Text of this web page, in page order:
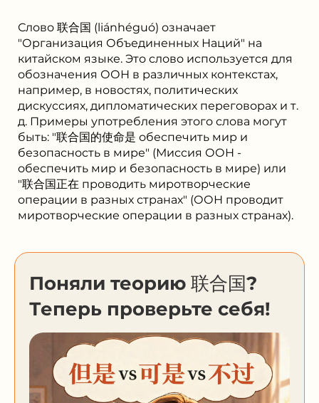
Слово 联合国 (liánhéguó) означает
"Организация Объединенных Наций" на
китайском языке. Это слово используется для
обозначения ООН в различных контекстах,
например, в новостях, политических
дискуссиях, дипломатических переговорах и т.
д. Примеры употребления этого слова могут
быть: "联合国的使命是 обеспечить мир и
безопасность в мире" (Миссия ООН -
обеспечить мир и безопасность в мире) или
"联合国正在 проводить миротворческие
операции в разных странах" (ООН проводит
миротворческие операции в разных странах).
Поняли теорию 联合国?
Теперь проверьте себя!